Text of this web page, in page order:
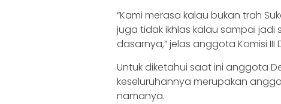
“Kami merasa kalau bukan trah
juga tidak ikhlas kalau sampai jadi
dasarnya,” jelas anggota Komisi III
Untuk diketahui saat ini anggota
keseluruhannya merupakan
namanya.